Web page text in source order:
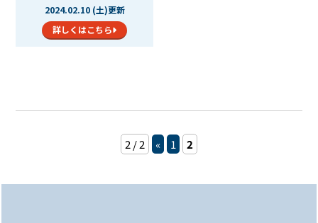
2024.02.10 (土)更新
詳しくはこちら
2 / 2 « 1 2